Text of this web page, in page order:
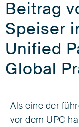
Beitrag
Speiser
Unified
Global
Als eine der
vor dem UPC